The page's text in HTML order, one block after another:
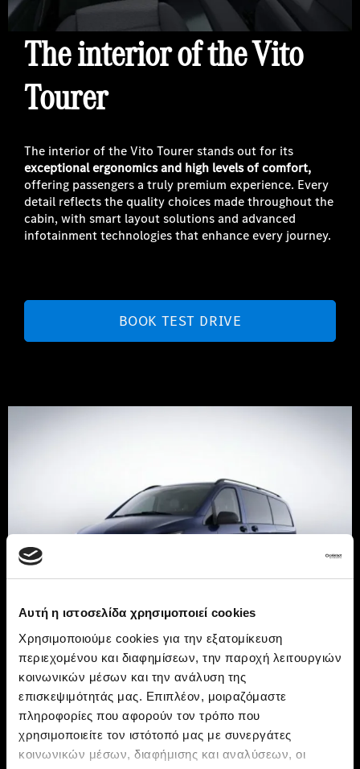
Αυτή η ιστοσελίδα χρησιμοποιεί cookies
Χρησιμοποιούμε cookies για την εξατομίκευση
περιεχομένου και διαφημίσεων, την παροχή λειτουργιών
κοινωνικών μέσων και την ανάλυση της
επισκεψιμότητάς μας. Επιπλέον, μοιραζόμαστε
πληροφορίες που αφορούν τον τρόπο που
χρησιμοποιείτε τον ιστότοπό μας με συνεργάτες
κοινωνικών μέσων, διαφήμισης και αναλύσεων, οι
The interior of the Vito
Tourer
The interior of the Vito Tourer stands out for its
exceptional ergonomics and high levels of comfort,
offering passengers a truly premium experience. Every
detail reflects the quality choices made throughout the
cabin, with smart layout solutions and advanced
infotainment technologies that enhance every journey.
BOOK TEST DRIVE
The exterior of the Vito
Tourer